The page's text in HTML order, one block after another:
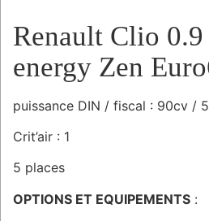
Renault Clio 0.9
energy Zen
puissance DIN / fiscal : 90cv /
Crit’air : 1
5 places
OPTIONS ET EQUIPEMENTS :